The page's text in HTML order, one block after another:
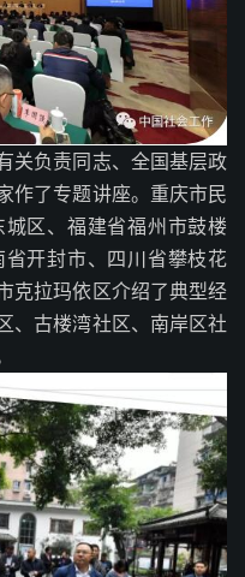
关负责同志、全国基层政
作了专题讲座。重庆市民
区、福建省福州市鼓楼
开封市、四川省攀枝花
克拉玛依区介绍了典型经
、古楼湾社区、南岸区社